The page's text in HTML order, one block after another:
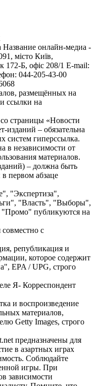
Название онлайн-медиа -
місто Київ,
Б, офіс 208/1 E-mail:
044-205-43-00
размещённых на
ссылки на
страницы «Новости
изданий – обязательна
систем гиперссылка.
в независимости от
материалов.
– должна быть
первом абзаце
"Экспертиза",
"Власть", "Выборы",
публикуются на
совместно с
републикация и
которое содержит
EPA / UPG, строго
Я- Корреспондент
и воспроизведение
материалов,
Getty Images, строго
предназначены для
в азартных играх
Соблюдайте
игры. При
зависимости